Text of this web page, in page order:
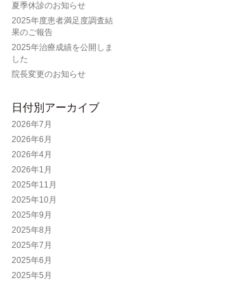
夏季休診のお知らせ
2025年度患者満足度調査結
果のご報告
2025年治療成績を公開しま
した
院長変更のお知らせ
日付別アーカイブ
2026年7月
2026年6月
2026年4月
2026年1月
2025年11月
2025年10月
2025年9月
2025年8月
2025年7月
2025年6月
2025年5月